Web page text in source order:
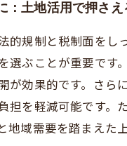
：土地活用で押さえ
的規制と税制面を
選ぶことが重要です
が効果的です。さ
担を軽減可能です
地域需要を踏まえ